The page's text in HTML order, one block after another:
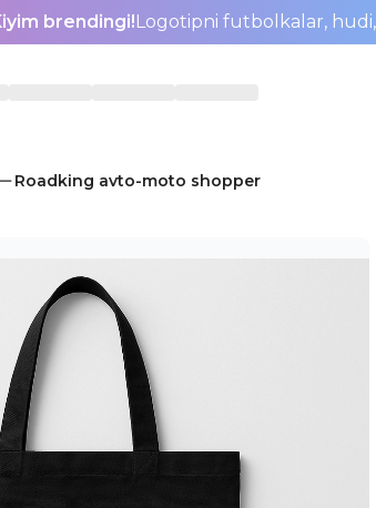
brendingi!Logotipni futbolkalar,
Roadking avto-moto shopper